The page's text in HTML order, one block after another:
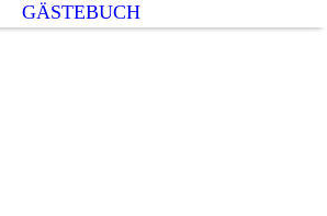
GÄSTEBUCH